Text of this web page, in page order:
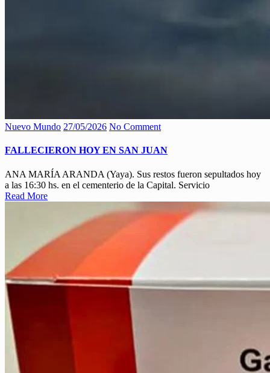
Nuevo Mundo 27/05/2026 No Comment
FALLECIERON HOY EN SAN JUAN
ANA MARÍA ARANDA (Yaya). Sus restos fueron sepultados hoy
a las 16:30 hs. en el cementerio de la Capital. Servicio
Read More